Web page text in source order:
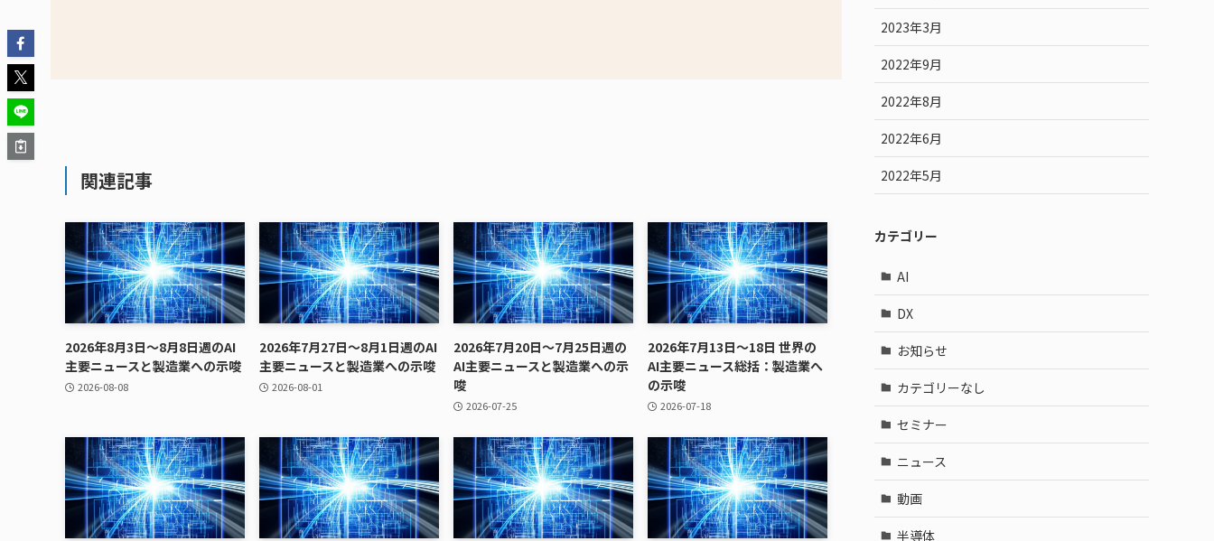
関連記事
2026年8月3日〜8月8日週のAI
主要ニュースと製造業への示唆
2026-08-08
2026年7月27日〜8月1日週のAI
主要ニュースと製造業への示唆
2026-08-01
2026年7月20日〜7月25日週の
AI主要ニュースと製造業への示
唆
2026-07-25
2026年7月13日～18日 世界の
AI主要ニュース総括：製造業へ
の示唆
2026-07-18
2023年3月
2022年9月
2022年8月
2022年6月
2022年5月
カテゴリー
AI
DX
お知らせ
カテゴリーなし
セミナー
ニュース
動画
半導体